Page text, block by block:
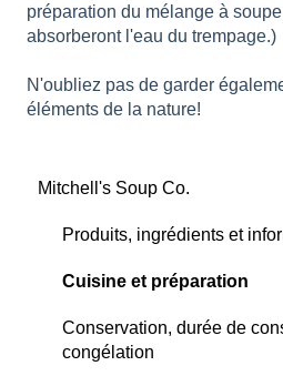
préparation du mélange à
absorberont l'eau du trempage.)
N'oubliez pas de garder
éléments de la nature!
Mitchell's Soup Co.
Produits, ingrédients et
Cuisine et préparation
Conservation, durée de
congélation